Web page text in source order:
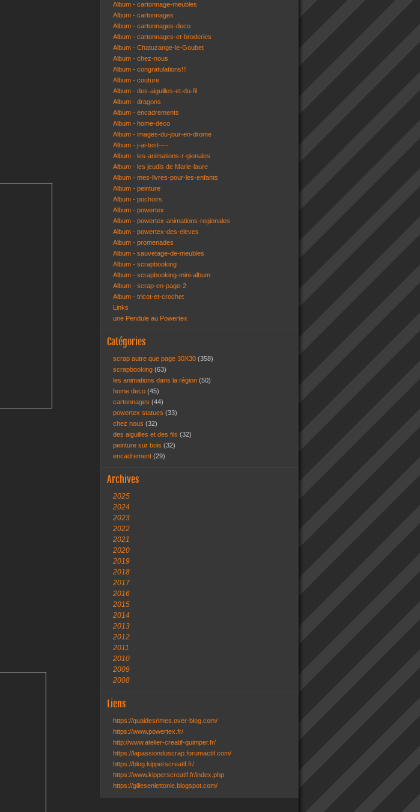
Album - cartonnage-meubles
Album - cartonnages
Album - cartonnages-deco
Album - cartonnages-et-broderies
Album - Chatuzange-le-Goubet
Album - chez-nous
Album - congratulations!!!
Album - couture
Album - des-aiguilles-et-du-fil
Album - dragons
Album - encadrements
Album - home-deco
Album - images-du-jour-en-drome
Album - j-ai-test----
Album - les-animations-r-gionales
Album - les jeudis de Marie-laure
Album - mes-livres-pour-les-enfants
Album - peinture
Album - pochoirs
Album - powertex
Album - powertex-animations-regionales
Album - powertex-des-eleves
Album - promenades
Album - sauvetage-de-meubles
Album - scrapbooking
Album - scrapbooking-mini-album
Album - scrap-en-page-2
Album - tricot-et-crochet
Links
une Pendule au Powertex
Catégories
scrap autre que page 30X30 (358)
scrapbooking (63)
les animations dans la région (50)
home deco (45)
cartonnages (44)
powertex statues (33)
chez nous (32)
des aiguilles et des fils (32)
peinture sur bois (32)
encadrement (29)
Archives
2025
2024
2023
2022
2021
2020
2019
2018
2017
2016
2015
2014
2013
2012
2011
2010
2009
2008
Liens
https://quaidesrimes.over-blog.com/
https://www.powertex.fr/
http://www.atelier-creatif-quimper.fr/
https://lapassionduscrap.forumactif.com/
https://blog.kipperscreatif.fr/
https://www.kipperscreatif.fr/index.php
https://gillesenlettonie.blogspot.com/